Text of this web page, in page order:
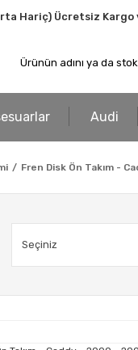
Hariç) Ücretsiz Kargo
Audi
Fren Disk Ön Takım -